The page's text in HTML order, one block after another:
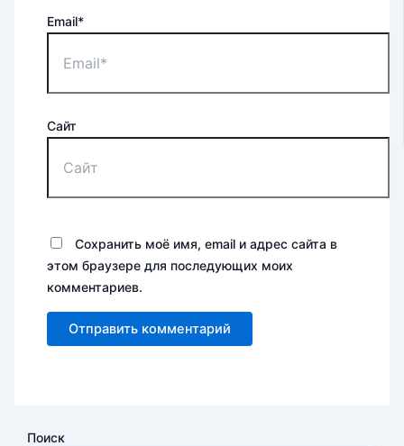
Email*
Сайт
Сохранить моё имя, email и адрес сайта в
этом браузере для последующих моих
комментариев.
Поиск